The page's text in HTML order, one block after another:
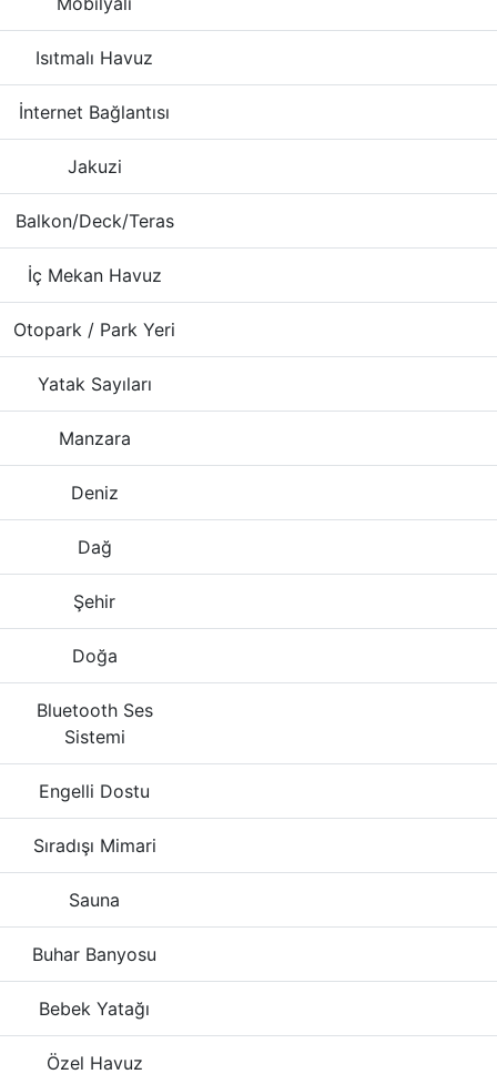
Isıtmalı Havuz
İnternet Bağlantısı
Jakuzi
Balkon/Deck/Teras
İç Mekan Havuz
Otopark / Park Yeri
Yatak Sayıları
Manzara
Deniz
Dağ
Şehir
Doğa
Bluetooth Ses
Sistemi
Engelli Dostu
Sıradışı Mimari
Sauna
Buhar Banyosu
Bebek Yatağı
Özel Havuz